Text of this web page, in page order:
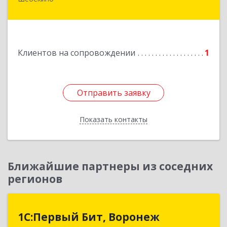
Клиентов на сопровождении 1
Отправить заявку
Показать контакты
Отправить заявку
Назад
Ближайшие партнеры из соседних
регионов
1С:Первый Бит, Воронеж
1С:Первый Бит, Воронеж